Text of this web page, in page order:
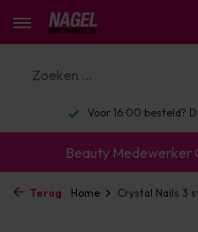
Voor 16:00 besteld?
Beauty Medewerker
Terug Home Crystal Nails 3